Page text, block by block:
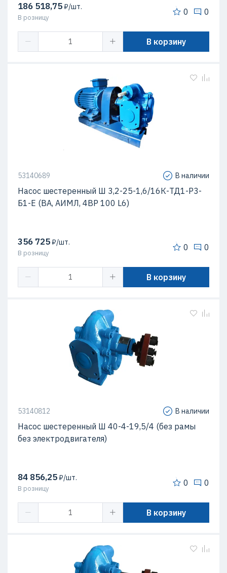
186 518,75₽/шт.
В розницу
0 0
В корзину
53140689 В наличии
Насос шестеренный Ш 3,2-25-1,6/16К-ТД1-Р3-
Б1-Е (ВА, АИМЛ, 4ВР 100 L6)
356 725₽/шт.
В розницу
0 0
В корзину
53140812 В наличии
Насос шестеренный Ш 40-4-19,5/4 (без рамы
без электродвигателя)
84 856,25₽/шт.
В розницу
0 0
В корзину